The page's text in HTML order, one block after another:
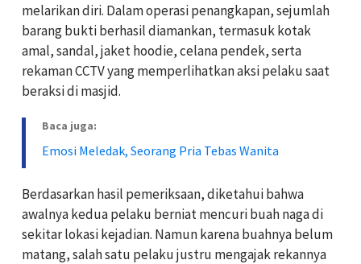
melarikan diri. Dalam operasi penangkapan, sejumlah
barang bukti berhasil diamankan, termasuk kotak
amal, sandal, jaket hoodie, celana pendek, serta
rekaman CCTV yang memperlihatkan aksi pelaku saat
beraksi di masjid.
Baca juga:
Emosi Meledak, Seorang Pria Tebas Wanita
Berdasarkan hasil pemeriksaan, diketahui bahwa
awalnya kedua pelaku berniat mencuri buah naga di
sekitar lokasi kejadian. Namun karena buahnya belum
matang, salah satu pelaku justru mengajak rekannya